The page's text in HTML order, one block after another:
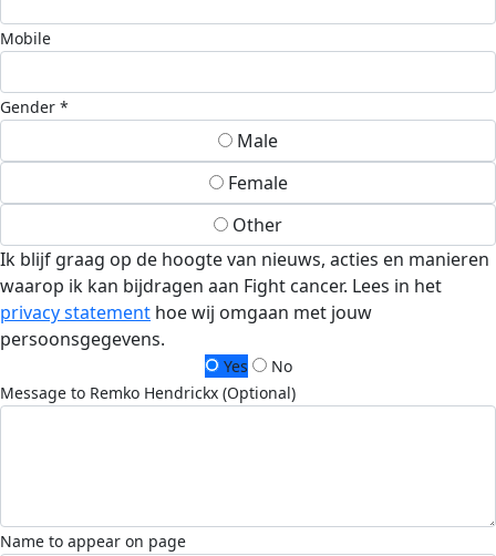
Mobile
Gender *
Male
Female
Other
Ik blijf graag op de hoogte van nieuws, acties en manieren
waarop ik kan bijdragen aan Fight cancer. Lees in het
privacy statement hoe wij omgaan met jouw
persoonsgegevens.
Yes
No
Message to Remko Hendrickx (Optional)
Name to appear on page